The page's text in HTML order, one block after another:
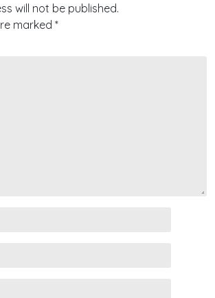
will not be published.
marked *